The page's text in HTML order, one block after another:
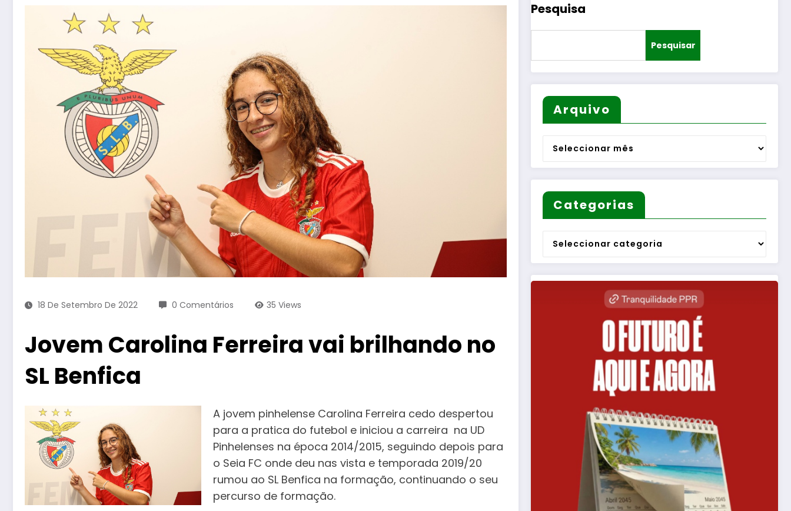
18 De Setembro De 2022 0 Comentários 35 Views
Jovem Carolina Ferreira vai brilhando no
SL Benfica
A jovem pinhelense Carolina Ferreira cedo despertou
para a pratica do futebol e iniciou a carreira na UD
Pinhelenses na época ‪2014/2015, seguindo depois para
o Seia FC onde deu nas vista e temporada 2019/20
rumou ao SL Benfica na formação, continuando o seu
percurso de formação.
Pesquisa
Pesquisar
Arquivo
Arquivo
Categorias
Categorias